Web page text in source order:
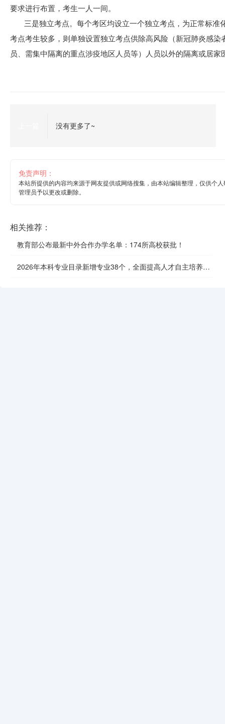
要求进行布置，考生一人一间。
三是独立考点。每个考区均设立一个独立考点，为正常标
考点考生较多，则单独设置独立考点供除高风险（新冠肺炎感
员、需集中隔离的重点涉疫地区人员等）人员以外的隔离或居家
没有更多了~
免责声明：
本站所提供的内容均来源于网友提供或网络搜集，由本站编辑整理，仅供个
管理员予以更改或删除。
相关推荐：
教育部公布最新中外合作办学名单：174所高校获批！
2026年本科专业目录新增专业38个，全面提高人才自主培养质